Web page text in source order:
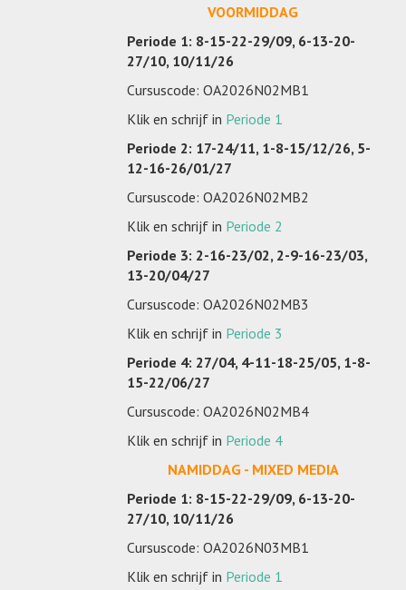
VOORMIDDAG
Periode 1: 8-15-22-29/09, 6-13-20-
27/10, 10/11/26
Cursuscode: OA2026N02MB1
Klik en schrijf in Periode 1
Periode 2: 17-24/11, 1-8-15/12/26, 5-
12-16-26/01/27
Cursuscode: OA2026N02MB2
Klik en schrijf in Periode 2
Periode 3: 2-16-23/02, 2-9-16-23/03,
13-20/04/27
Cursuscode: OA2026N02MB3
Klik en schrijf in Periode 3
Periode 4: 27/04, 4-11-18-25/05, 1-8-
15-22/06/27
Cursuscode: OA2026N02MB4
Klik en schrijf in Periode 4
NAMIDDAG - MIXED MEDIA
Periode 1: 8-15-22-29/09, 6-13-20-
27/10, 10/11/26
Cursuscode: OA2026N03MB1
Klik en schrijf in Periode 1